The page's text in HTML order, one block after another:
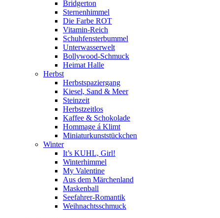
Bridgerton
Sternenhimmel
Die Farbe ROT
Vitamin-Reich
Schuhfensterbummel
Unterwasserwelt
Bollywood-Schmuck
Heimat Halle
Herbst
Herbstspaziergang
Kiesel, Sand & Meer
Steinzeit
Herbstzeitlos
Kaffee & Schokolade
Hommage á Klimt
Miniaturkunststückchen
Winter
It’s KUHL, Girl!
Winterhimmel
My Valentine
Aus dem Märchenland
Maskenball
Seefahrer-Romantik
Weihnachtsschmuck